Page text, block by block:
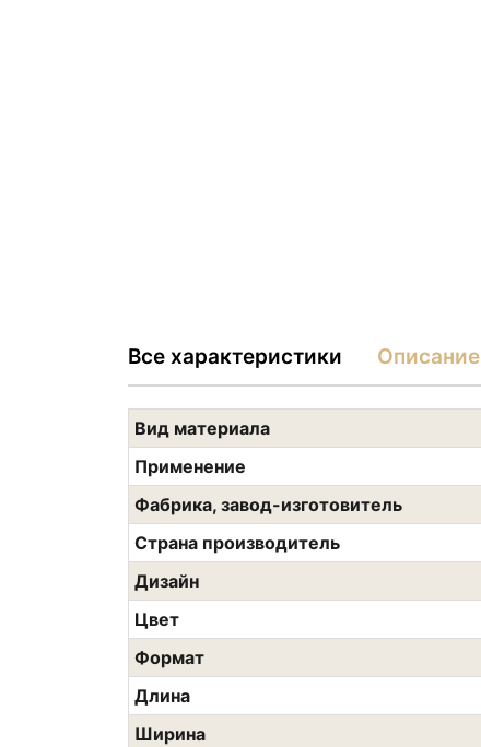
Все характеристики Описание
Вид материала
Применение
Фабрика, завод-изготовитель
Страна производитель
Дизайн
Цвет
Формат
Длина
Ширина